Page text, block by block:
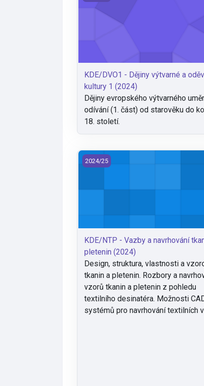
KDE/DVO1 - Dějiny výtvarné a
kultury 1 (2024)
Dějiny evropského výtvarného
odívání (1. část) od starověku do
18. století.
KDE/NTP - Vazby a navrhování
2024/25
KDE/NTP - Vazby a navrhování
pletenin (2024)
Design, struktura, vlastnosti a
tkanin a pletenin. Rozbory a
vzorů tkanin a pletenin z pohledu
textilního desinatéra. Možnosti
systémů pro navrhování textilních